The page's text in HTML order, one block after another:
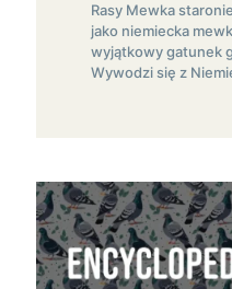
Rasy Mewka
jako niemiecka
wyjątkowy gatunek
Wywodzi się z